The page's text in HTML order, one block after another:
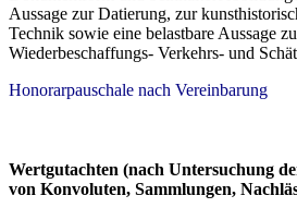
Aussage zur Datierung, zur
Technik sowie eine belastbare Aussage
Wiederbeschaffungs- Verkehrs- und
Honorarpauschale nach Vereinbarung
Wertgutachten (nach Untersuchung
von Konvoluten, Sammlungen,